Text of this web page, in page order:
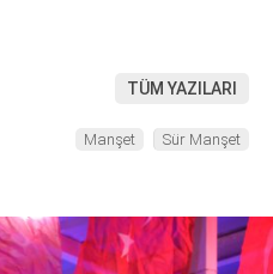
TÜM YAZILARI
Manşet Sür Manşet